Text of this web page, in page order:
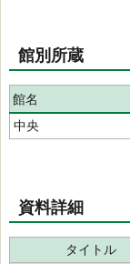
館別所蔵
館名
中央
資料詳細
タイトル